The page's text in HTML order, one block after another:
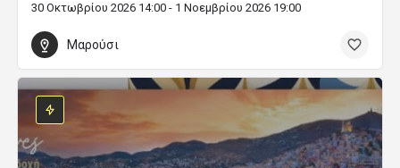
30 Οκτωβρίου 2026 14:00 - 1 Νοεμβρίου 2026 19:00
Μαρούσι